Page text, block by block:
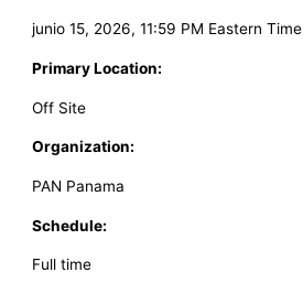
junio 15, 2026, 11:59 PM Eastern Time
Primary Location:
Off Site
Organization:
PAN Panama
Schedule:
Full time